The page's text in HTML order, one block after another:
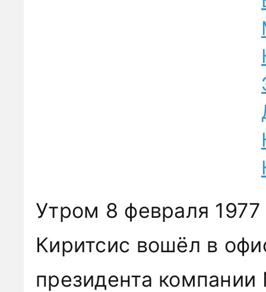
Утром 8 февраля
Киритсис вошёл в
президента